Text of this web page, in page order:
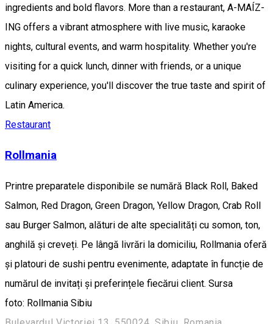
ingredients and bold flavors. More than a restaurant, A-MAÍZ-
ING offers a vibrant atmosphere with live music, karaoke
nights, cultural events, and warm hospitality. Whether you're
visiting for a quick lunch, dinner with friends, or a unique
culinary experience, you'll discover the true taste and spirit of
Latin America.
Restaurant
Rollmania
Printre preparatele disponibile se numără Black Roll, Baked
Salmon, Red Dragon, Green Dragon, Yellow Dragon, Crab Roll
sau Burger Salmon, alături de alte specialități cu somon, ton,
anghilă și creveți. Pe lângă livrări la domiciliu, Rollmania oferă
și platouri de sushi pentru evenimente, adaptate în funcție de
numărul de invitați și preferințele fiecărui client. Sursa
foto: Rollmania Sibiu